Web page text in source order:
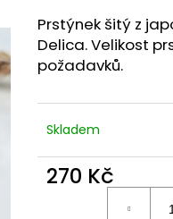
Prstýnek šitý z
Delica. Velikost
požadavků.
Skladem
270 Kč